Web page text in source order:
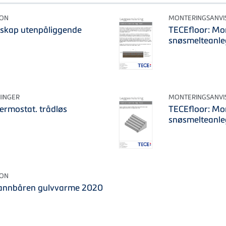
utenpåliggende
TECEfloor:
trådløs
TECEfloor:
gulvvarme 2020